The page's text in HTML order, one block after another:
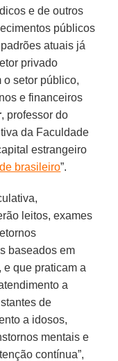
e de outros
públicos
atuais já
privado
o setor público,
e financeiros
, professor do
da Faculdade
estrangeiro
brasileiro”.
leitos, exames
baseados em
que praticam a
a
de
a idosos,
mentais e
contínua”,